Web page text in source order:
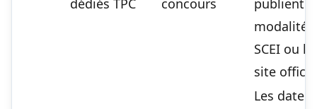
dédiés TPC concours
publient
modalités
SCEI ou
site
Les dates